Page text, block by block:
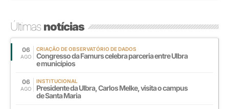
Últimasnotícias
06
AGO
CRIAÇÃO DE OBSERVATÓRIO DE DADOS
Congresso da Famurs celebra parceria entre Ulbra
e municípios
06
AGO
INSTITUCIONAL
Presidente da Ulbra, Carlos Melke, visita o campus
de Santa Maria